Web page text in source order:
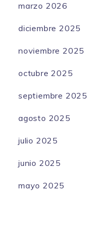
marzo 2026
diciembre 2025
noviembre 2025
octubre 2025
septiembre 2025
agosto 2025
julio 2025
junio 2025
mayo 2025